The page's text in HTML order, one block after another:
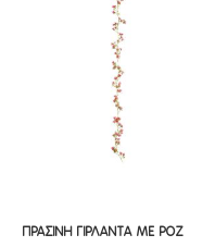
ΠΡΑΣΙΝΗ ΓΙΡΛΑΝΤΑ ΜΕ ΡΟΖ ΑΝΘΗ
ΠΡΑΣΙΝΗ ΓΙΡΛΑΝΤΑ ΜΕ ΡΟΖ